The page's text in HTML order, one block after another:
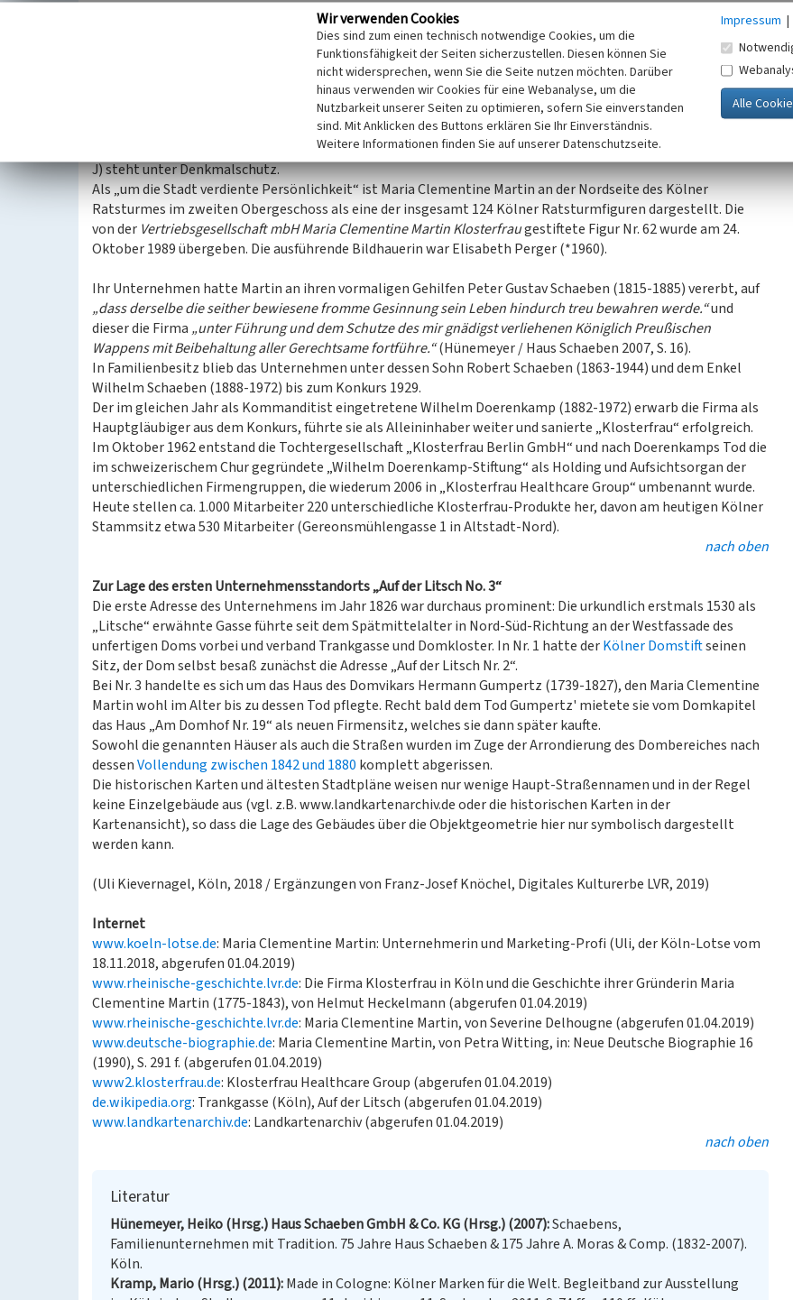
Das königliche Wappen als Wettbewerbsvorteil
Ihr größter Marketing-Erfolg war aber die Anfrage bei König Friedrich Wilhelm III. im Jahr 1827: Dieser
gestatte Ihr, das preußische Wappen auf dem Etikett ihrer Produkte zu führen. Andere Unternehmer mit
vergleichbaren Produkten, wie zum BeispielFarina, klagten vergeblich darauf, auch dieses Wappen nutzen zu
dürfen. Tatsächlich schmückt dieses Wappen noch heute das Etikett jeder Flasche Klosterfrau Melissengeist.
Unternehmensgeschichte nach Maria Clementine Martin
Maria Clementine Martin starb am 9. August 1843, ihr Grab auf demKölner Melatenfriedhof(in der Flur Littera
J) steht unter Denkmalschutz.
Als „um die Stadt verdiente Persönlichkeit“ ist Maria Clementine Martin an der Nordseite des Kölner
Ratsturmes im zweiten Obergeschoss als eine der insgesamt 124 Kölner Ratsturmfiguren dargestellt. Die
von der Vertriebsgesellschaft mbH Maria Clementine Martin Klosterfraugestiftete Figur Nr. 62 wurde am 24.
Oktober 1989 übergeben. Die ausführende Bildhauerin war Elisabeth Perger (*1960).
Ihr Unternehmen hatte Martin an ihren vormaligen Gehilfen Peter Gustav Schaeben (1815-1885) vererbt, auf
„dass derselbe die seither bewiesene fromme Gesinnung sein Leben hindurch treu bewahren werde.“und
dieser die Firma „unter Führung und dem Schutze des mir gnädigst verliehenen Königlich Preußischen
Wappens mit Beibehaltung aller Gerechtsame fortführe.“(Hünemeyer / Haus Schaeben 2007, S. 16).
In Familienbesitz blieb das Unternehmen unter dessen Sohn Robert Schaeben (1863-1944) und dem Enkel
Wilhelm Schaeben (1888-1972) bis zum Konkurs 1929.
Der im gleichen Jahr als Kommanditist eingetretene Wilhelm Doerenkamp (1882-1972) erwarb die Firma als
Hauptgläubiger aus dem Konkurs, führte sie als Alleininhaber weiter und sanierte „Klosterfrau“ erfolgreich.
Im Oktober 1962 entstand die Tochtergesellschaft „Klosterfrau Berlin GmbH“ und nach Doerenkamps Tod die
im schweizerischem Chur gegründete „Wilhelm Doerenkamp-Stiftung“ als Holding und Aufsichtsorgan der
unterschiedlichen Firmengruppen, die wiederum 2006 in „Klosterfrau Healthcare Group“ umbenannt wurde.
Heute stellen ca. 1.000 Mitarbeiter 220 unterschiedliche Klosterfrau-Produkte her, davon am heutigen Kölner
Stammsitz etwa 530 Mitarbeiter (Gereonsmühlengasse 1 in Altstadt-Nord).
nach oben
Zur Lage des ersten Unternehmensstandorts „Auf der Litsch No. 3“
Die erste Adresse des Unternehmens im Jahr 1826 war durchaus prominent: Die urkundlich erstmals 1530 als
„Litsche“ erwähnte Gasse führte seit dem Spätmittelalter in Nord-Süd-Richtung an der Westfassade des
unfertigen Doms vorbei und verband Trankgasse und Domkloster. In Nr. 1 hatte derKölner Domstiftseinen
Sitz, der Dom selbst besaß zunächst die Adresse „Auf der Litsch Nr. 2“.
Bei Nr. 3 handelte es sich um das Haus des Domvikars Hermann Gumpertz (1739-1827), den Maria Clementine
Martin wohl im Alter bis zu dessen Tod pflegte. Recht bald dem Tod Gumpertz' mietete sie vom Domkapitel
das Haus „Am Domhof Nr. 19“ als neuen Firmensitz, welches sie dann später kaufte.
Sowohl die genannten Häuser als auch die Straßen wurden im Zuge der Arrondierung des Dombereiches nach
dessenVollendung zwischen 1842 und 1880 komplett abgerissen.
Die historischen Karten und ältesten Stadtpläne weisen nur wenige Haupt-Straßennamen und in der Regel
keine Einzelgebäude aus (vgl. z.B. www.landkartenarchiv.de oder die historischen Karten in der
Kartenansicht), so dass die Lage des Gebäudes über die Objektgeometrie hier nur symbolisch dargestellt
werden kann.
(Uli Kievernagel, Köln, 2018 / Ergänzungen von Franz-Josef Knöchel, Digitales Kulturerbe LVR, 2019)
Internet
www.koeln-lotse.de: Maria Clementine Martin: Unternehmerin und Marketing-Profi (Uli, der Köln-Lotse vom
18.11.2018, abgerufen 01.04.2019)
www.rheinische-geschichte.lvr.de: Die Firma Klosterfrau in Köln und die Geschichte ihrer Gründerin Maria
Clementine Martin (1775-1843), von Helmut Heckelmann (abgerufen 01.04.2019)
www.rheinische-geschichte.lvr.de: Maria Clementine Martin, von Severine Delhougne (abgerufen 01.04.2019)
www.deutsche-biographie.de: Maria Clementine Martin, von Petra Witting, in: Neue Deutsche Biographie 16
(1990), S. 291 f. (abgerufen 01.04.2019)
www2.klosterfrau.de: Klosterfrau Healthcare Group (abgerufen 01.04.2019)
de.wikipedia.org: Trankgasse (Köln), Auf der Litsch (abgerufen 01.04.2019)
www.landkartenarchiv.de: Landkartenarchiv (abgerufen 01.04.2019)
nach oben
Literatur
Hünemeyer, Heiko (Hrsg.) Haus Schaeben GmbH & Co. KG (Hrsg.) (2007) Schaebens,
Familienunternehmen mit Tradition. 75 Jahre Haus Schaeben & 175 Jahre A. Moras & Comp. (1832-2007).
Köln.
Kramp, Mario (Hrsg.) (2011) Made in Cologne: Kölner Marken für die Welt. Begleitband zur Ausstellung
Wir verwenden Cookies
Dies sind zum einen technisch notwendige Cookies, um die
Funktionsfähigkeit der Seiten sicherzustellen. Diesen können Sie
nicht widersprechen, wenn Sie die Seite nutzen möchten. Darüber
hinaus verwenden wir Cookies für eine Webanalyse, um die
Nutzbarkeit unserer Seiten zu optimieren, sofern Sie einverstanden
sind. Mit Anklicken des Buttons erklären Sie Ihr Einverständnis.
Weitere Informationen finden Sie auf unserer Datenschutzseite.
Impressum |